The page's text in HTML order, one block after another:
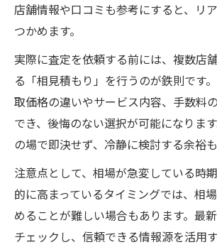
店舗情報や口コミも参考にすると、リ
つかめます。
実際に査定を依頼する前には、複数店
る「相見積もり」を行うのが鉄則です
取価格の違いやサービス内容、手数料
でき、後悔のない選択が可能になりま
の場で即決せず、冷静に検討する余裕
注意点として、相場が急変している時
的に高まっているタイミングでは、相
めることが難しい場合もあります。最
チェックし、信頼できる情報源を活用